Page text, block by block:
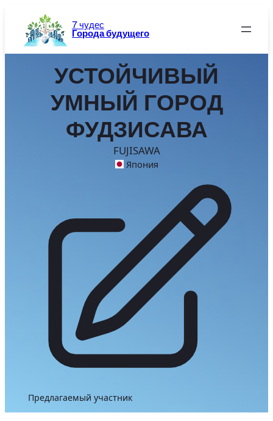
содержимому
7 чудес
Города будущего
УСТОЙЧИВЫЙ
УМНЫЙ ГОРОД
ФУДЗИСАВА
FUJISAWA
Япония
Предлагаемый участник